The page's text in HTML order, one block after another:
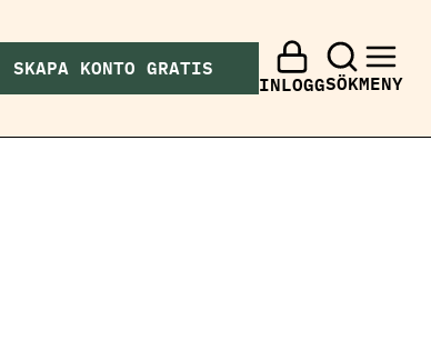
SKAPA KONTO GRATIS
INLOGGSÖKMENY